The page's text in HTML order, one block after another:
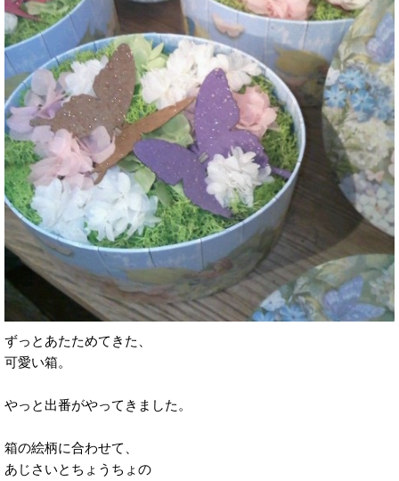
ずっとあたためてきた、
可愛い箱。
やっと出番がやってきました。
箱の絵柄に合わせて、
あじさいとちょうちょの